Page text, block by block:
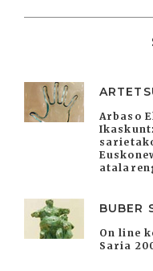
Arbaso
BUBER
On line
Saria